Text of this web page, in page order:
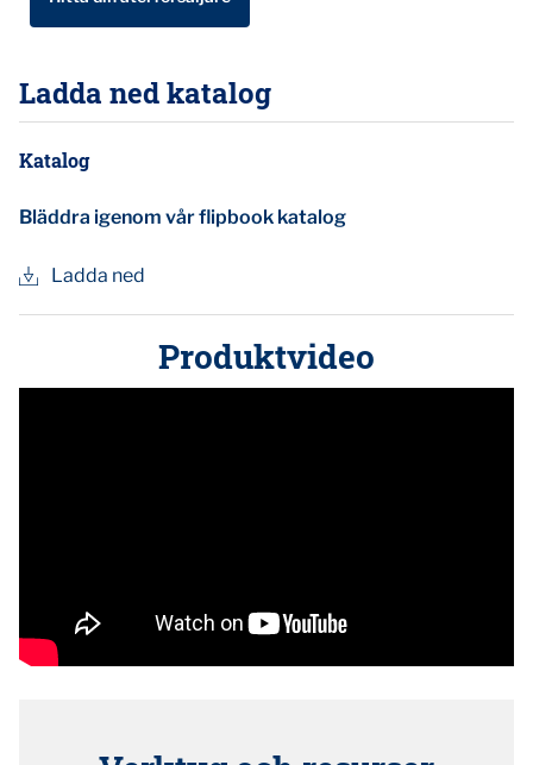
Ladda ned katalog
Katalog
Bläddra igenom vår flipbook katalog
Ladda ned
Produktvideo